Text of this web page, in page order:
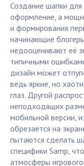
Создание шапки
оформление, а
и формирования
начинающие
недооценивают её
типичными
дизайн может
ведь яркие, но
глаз. Другой
неподходящих
мобильной версии,
обрезается на
пытаются сделать
специфики Samp,
атмосферы